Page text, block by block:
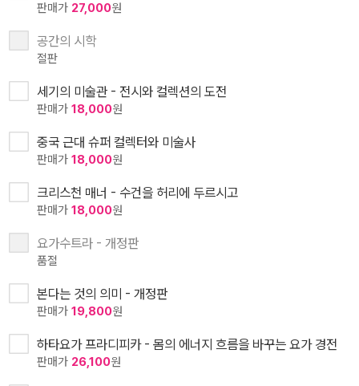
판매가 27,000원
공간의 시학
절판
세기의 미술관 - 전시와 컬렉션의 도전
판매가 18,000원
중국 근대 슈퍼 컬렉터와 미술사
판매가 18,000원
크리스천 매너 - 수건을 허리에 두르시고
판매가 18,000원
요가수트라 - 개정판
품절
본다는 것의 의미 - 개정판
판매가 19,800원
하타요가 프라디피카 - 몸의 에너지 흐름을 바꾸는 요가 경전
판매가 26,100원